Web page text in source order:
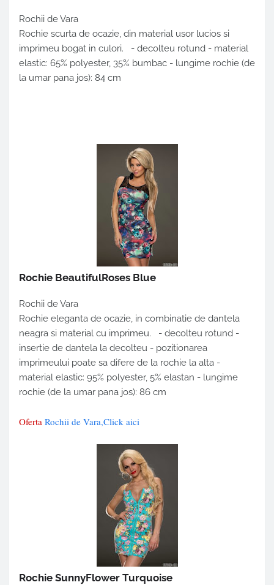
Rochii de Vara
Rochie scurta de ocazie, din material usor lucios si
imprimeu bogat in culori. - decolteu rotund - material
elastic: 65% polyester, 35% bumbac - lungime rochie (de
la umar pana jos): 84 cm
Rochie BeautifulRoses Blue
Rochii de Vara
Rochie eleganta de ocazie, in combinatie de dantela
neagra si material cu imprimeu. - decolteu rotund -
insertie de dantela la decolteu - pozitionarea
imprimeului poate sa difere de la rochie la alta -
material elastic: 95% polyester, 5% elastan - lungime
rochie (de la umar pana jos): 86 cm
Oferta Rochii de Vara,Click aici
Rochie SunnyFlower Turquoise